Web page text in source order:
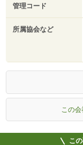
管理コード
所属協会など
この
こ